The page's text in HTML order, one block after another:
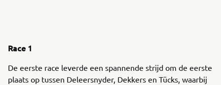
Race 1
De eerste race leverde een spannende strijd om de eerste
plaats op tussen Deleersnyder, Dekkers en Tücks, waarbij